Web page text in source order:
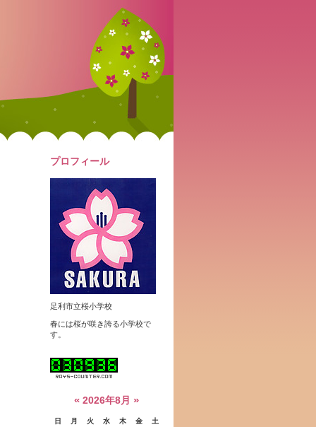
プロフィール
足利市立桜小学校
春には桜が咲き誇る小学校で
す。
« 2026年8月 »
日 月 火 水 木 金
土